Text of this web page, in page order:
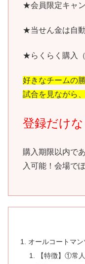
★会員限定キャ
★当せん金は自
★らくらく購入（
好きなチームの
試合を見ながら
登録だけ
購入期限以内で
入可能！会場で
オールコートマ
【特徴】①常